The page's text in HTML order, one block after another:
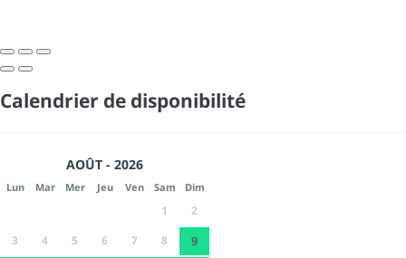
Calendrier de disponibilité
AOÛT - 2026
Lun Mar Mer Jeu Ven Sam Dim
1
2
3
4 5 6 7 8
9